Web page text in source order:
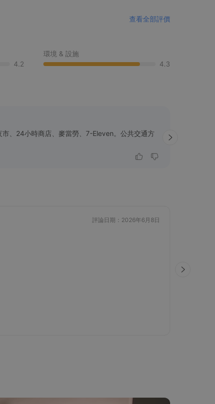
查看全部評價
4.2
環境 & 設施
4.3
、24小時商店、麥當勞、7-Eleven。公共交通方
評論日期：2026年6月8日